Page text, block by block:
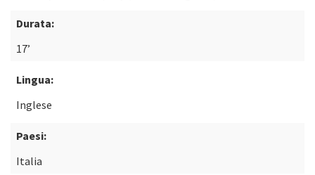
Durata:
17’
Lingua:
Inglese
Paesi:
Italia